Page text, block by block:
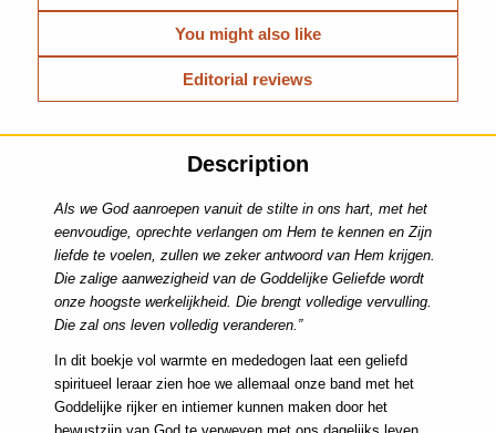
You might also like
Editorial reviews
Description
Als we God aanroepen vanuit de stilte in ons hart, met het
eenvoudige, oprechte verlangen om Hem te kennen en Zijn
liefde te voelen, zullen we zeker antwoord van Hem krijgen.
Die zalige aanwezigheid van de Goddelijke Geliefde wordt
onze hoogste werkelijkheid. Die brengt volledige vervulling.
Die zal ons leven volledig veranderen.”
In dit boekje vol warmte en mededogen laat een geliefd
spiritueel leraar zien hoe we allemaal onze band met het
Goddelijke rijker en intiemer kunnen maken door het